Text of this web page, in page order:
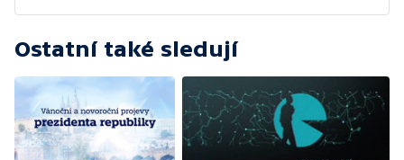
Ostatní také sledují